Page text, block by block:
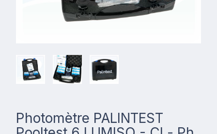
Photomètre PALINTEST